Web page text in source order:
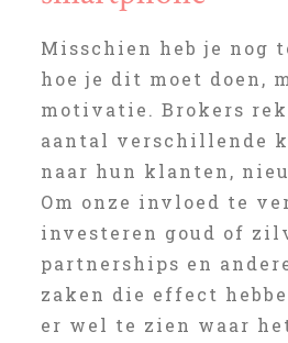
Misschien heb je nog
hoe je dit moet doen,
motivatie. Brokers
aantal verschillende
naar hun klanten,
Om onze invloed te
investeren goud of
partnerships en
zaken die effect
er wel te zien waar